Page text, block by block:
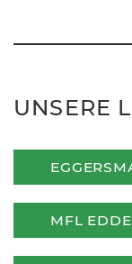
UNSERE
MFL